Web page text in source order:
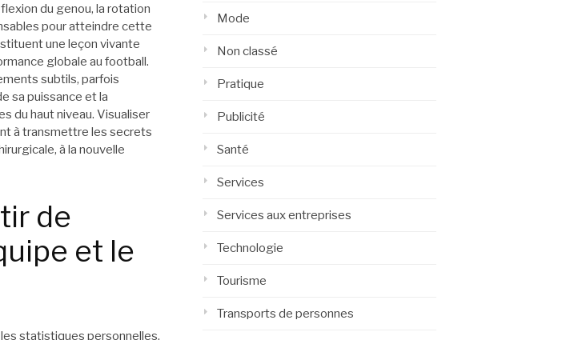
du genou, la rotation
pour atteindre cette
une leçon vivante
globale au football.
subtils, parfois
sa puissance et la
du haut niveau. Visualiser
à transmettre les secrets
à la nouvelle
de
et le
statistiques personnelles,
Mode
Non classé
Pratique
Publicité
Santé
Services
Services aux entreprises
Technologie
Tourisme
Transports de personnes